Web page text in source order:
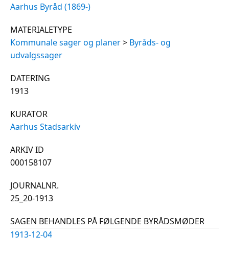
Aarhus Byråd (1869-)
MATERIALETYPE
Kommunale sager og planer> Byråds- og
udvalgssager
DATERING
1913
KURATOR
Aarhus Stadsarkiv
ARKIV ID
000158107
JOURNALNR.
25_20-1913
SAGEN BEHANDLES PÅ FØLGENDE BYRÅDSMØDER
1913-12-04